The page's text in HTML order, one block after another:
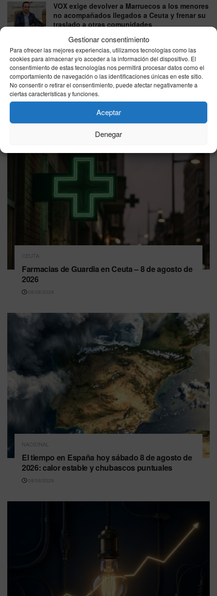
Gestionar consentimiento
Para ofrecer las mejores experiencias, utilizamos tecnologías como las
cookies para almacenar y/o acceder a la información del dispositivo. El
consentimiento de estas tecnologías nos permitirá procesar datos como el
comportamiento de navegación o las identificaciones únicas en este sitio.
No consentir o retirar el consentimiento, puede afectar negativamente a
ciertas características y funciones.
Aceptar
Denegar
VOX exige devolver a Marruecos a los menores
no acompañados llegados a Ceuta y frenar su
traslado a otras comunidades
07/08/2026
VER MÁS
Última hora
CEUTA
Farmacias de Guardia en Ceuta – 8 de agosto de
2026
08/08/2026
NACIONAL
El tiempo en España hoy sábado 8 de agosto de
2026: calor estable y chubascos puntuales
08/08/2026